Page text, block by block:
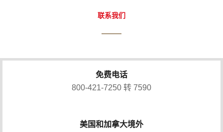
联系我们
免费电话
800-421-7250 转 7590
美国和加拿大境外